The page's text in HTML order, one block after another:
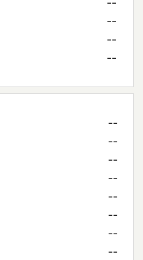
--
--
--
--
--
--
--
--
--
--
--